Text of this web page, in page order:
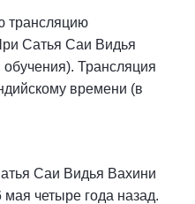
трансляцию
Сатья Саи Видья
Трансляция
времени (в
Саи Видья Вахини
четыре года назад.